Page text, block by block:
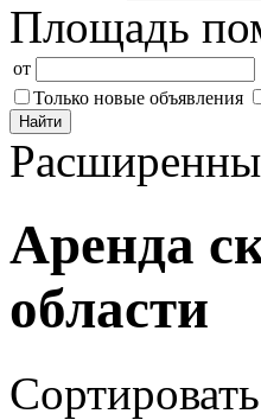
Площадь
от
Только новые объявления
Найти
Аренда
области